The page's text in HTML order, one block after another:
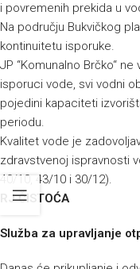
i povremenih prekida u
Na području Bukvičkog
kontinuitetu isporuke.
JP “Komunalno Brčko“
isporuci vode, svi vodni
pojedini kapaciteti
periodu.
Kvalitet vode je
zdravstvenoj ispravnosti
40/10, 43/10 i 30/12).
RJ ČISTOĆA
Služba za upravljanje